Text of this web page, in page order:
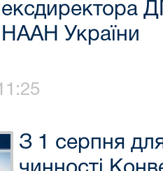
ексдиректора
НААН України
З 1 серпня